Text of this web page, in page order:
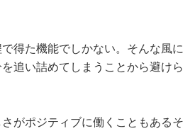
得た機能でしかない。そんな風に
追い詰めてしまうことから避けら
がポジティブに働くこともあるそ